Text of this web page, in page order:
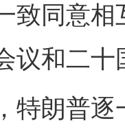
同意相
议和二十
朗普逐